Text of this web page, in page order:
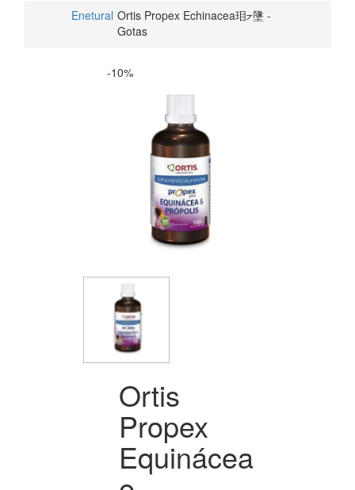
Enetural Ortis Propex Echinacea㺺⦢墬 -
Gotas
-10%
Ortis
Propex
Equinácea